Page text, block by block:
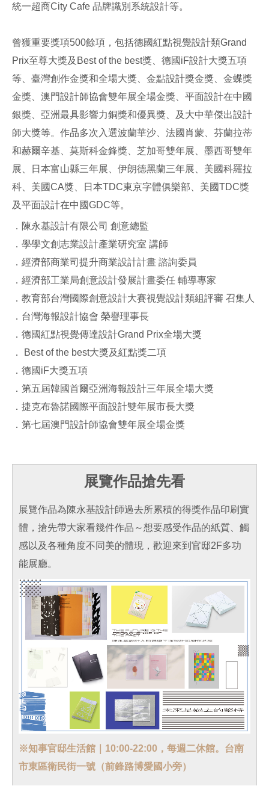
統一超商City Cafe 品牌識別系統設計等。
曾獲重要獎項500餘項，包括德國紅點視覺設計類Grand
Prix至尊大獎及Best of the best獎、德國iF設計大獎五項
等、臺灣創作金獎和全場大獎、金點設計獎金獎、金蝶獎
金獎、澳門設計師協會雙年展全場金獎、平面設計在中國
銀獎、亞洲最具影響力銅獎和優異獎、及大中華傑出設計
師大獎等。作品多次入選波蘭華沙、法國肖蒙、芬蘭拉蒂
和赫爾辛基、莫斯科金鋒獎、芝加哥雙年展、墨西哥雙年
展、日本富山縣三年展、伊朗德黑蘭三年展、美國科羅拉
科、美國CA獎、日本TDC東京字體俱樂部、美國TDC獎
及平面設計在中國GDC等。
．陳永基設計有限公司 創意總監
．學學文創志業設計產業研究室 講師
．經濟部商業司提升商業設計計畫 諮詢委員
．經濟部工業局創意設計發展計畫委任 輔導專家
．教育部台灣國際創意設計大賽視覺設計類組評審 召集人
．台灣海報設計協會 榮譽理事長
．德國紅點視覺傳達設計Grand Prix全場大獎
． Best of the best大獎及紅點獎二項
．德國iF大獎五項
．第五屆韓國首爾亞洲海報設計三年展全場大獎
．捷克布魯諾國際平面設計雙年展市長大獎
．第七屆澳門設計師協會雙年展全場金獎
展覽作品搶先看
展覽作品為陳永基設計師過去所累積的得獎作品印刷實
體，搶先帶大家看幾件作品～想要感受作品的紙質、觸
感以及各種角度不同美的體現，歡迎來到官邸2F多功
能展廳。
※知事官邸生活館｜10:00-22:00，每週二休館。台南
市東區衛民街一號（前鋒路博愛國小旁）